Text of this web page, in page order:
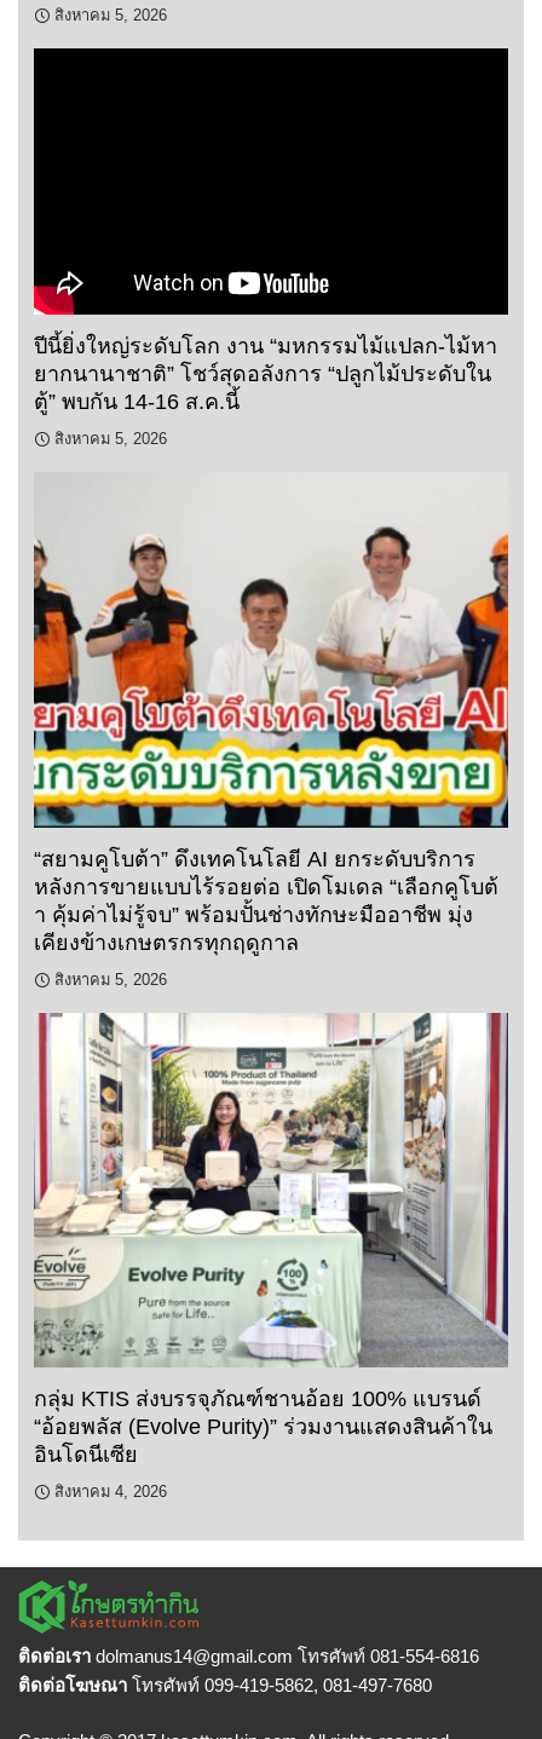
สิงหาคม 5, 2026
ปีนี้ยิ่งใหญ่ระดับโลก งาน “มหกรรมไม้แปลก-ไม้หา
ยากนานาชาติ” โชว์สุดอลังการ “ปลูกไม้ประดับใน
ตู้” พบกัน 14-16 ส.ค.นี้
สิงหาคม 5, 2026
“สยามคูโบต้า” ดึงเทคโนโลยี AI ยกระดับบริการ
หลังการขายแบบไร้รอยต่อ เปิดโมเดล “เลือกคูโบต้
า คุ้มค่าไม่รู้จบ” พร้อมปั้นช่างทักษะมืออาชีพ มุ่ง
เคียงข้างเกษตรกรทุกฤดูกาล
สิงหาคม 5, 2026
กลุ่ม KTIS ส่งบรรจุภัณฑ์ชานอ้อย 100% แบรนด์
“อ้อยพลัส (Evolve Purity)” ร่วมงานแสดงสินค้าใน
อินโดนีเซีย
สิงหาคม 4, 2026
ติดต่อเรา dolmanus14@gmail.com โทรศัพท์ 081-554-6816
ติดต่อโฆษณา โทรศัพท์ 099-419-5862, 081-497-7680